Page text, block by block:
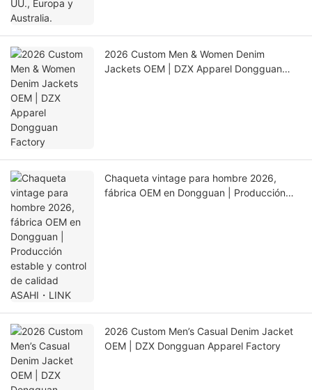
2026 Custom Men & Women Denim
Jackets OEM | DZX Apparel Dongguan
Chaqueta vintage para hombre 2026,
fábrica OEM en Dongguan | Producción
2026 Custom Men’s Casual Denim Jacket
OEM | DZX Dongguan Apparel Factory